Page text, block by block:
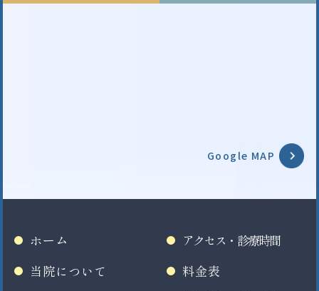
Google MAP
ホーム
当院について
アクセス・診療時間
料金表